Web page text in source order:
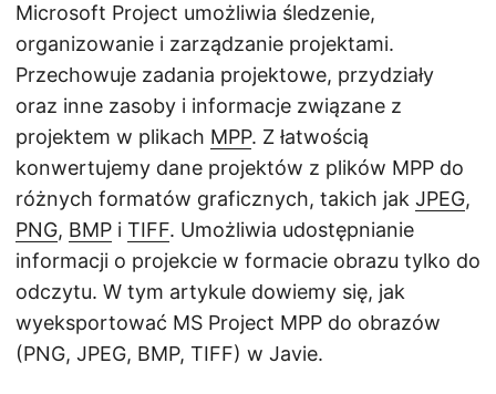
Microsoft Project umożliwia śledzenie,
organizowanie i zarządzanie projektami.
Przechowuje zadania projektowe, przydziały
oraz inne zasoby i informacje związane z
projektem w plikach MPP. Z łatwością
konwertujemy dane projektów z plików MPP do
różnych formatów graficznych, takich jak JPEG,
PNG, BMP i TIFF. Umożliwia udostępnianie
informacji o projekcie w formacie obrazu tylko do
odczytu. W tym artykule dowiemy się, jak
wyeksportować MS Project MPP do obrazów
(PNG, JPEG, BMP, TIFF) w Javie.